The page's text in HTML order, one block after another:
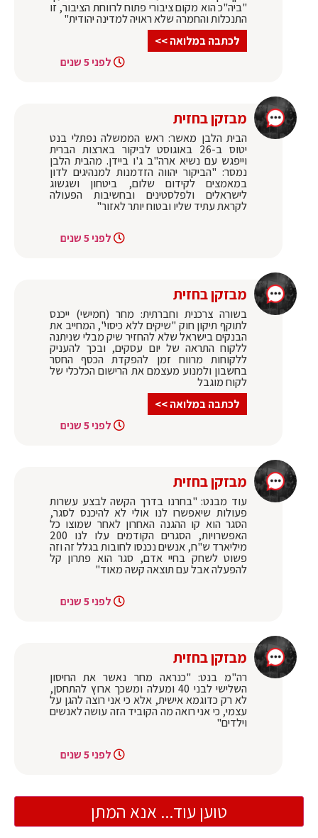
"ביה"כ הוא מקום ציבורי פתוח לרווחת הציבור, זו
התנכלות והחמרה שלא ראויה למדינה יהודית"
לכתבה במלואה >>
לפני 5 שנים
מבזקן בחזית
הבית הלבן מאשר: ראש הממשלה נפתלי בנט
יטוס ב-26 באוגוסט לביקור בארצות הברית
וייפגש עם נשיא ארה"ב ג'ו ביידן. מהבית הלבן
נמסר: "הביקור יהווה הזדמנות למנהיגים לדון
במאמצים לקידום שלום, ביטחון ושגשוג
לישראלים ולפלסטינים ובחשיבות הפעולה
לקראת עתיד שליו ובטוח יותר לאזור"
לפני 5 שנים
מבזקן בחזית
בשורה צרכנית וחברתית: מחר (חמישי) ייכנס
לתוקף תיקון חוק "שיקים ללא כיסוי", המחייב את
הבנקים בישראל שלא להחזיר שיק מבלי שניתנה
ללקוח התראה של יום עסקים, ובכך להעניק
ללקוחות מרווח זמן להפקדת הכסף החסר
בחשבון ולמנוע מעצמם את הרישום הכלכלי של
לקוח מוגבל
לכתבה במלואה >>
לפני 5 שנים
מבזקן בחזית
עוד מבנט: "בחרנו בדרך הקשה לבצע עשרות
פעולות שיאפשרו לנו אולי לא להיכנס לסגר,
הסגר הוא קו ההגנה האחרון לאחר שמוצו כל
האפשרויות, הסגרים הקודמים עלו לנו 200
מיליארד ש"ח, אנשים נכנסו לחובות בגלל זה וזה
פשוט לשחק בחיי אדם, סגר הוא פתרון קל
להפעלה אבל עם תוצאה קשה מאוד"
לפני 5 שנים
מבזקן בחזית
רה"מ בנט: "כנראה מחר נאשר את החיסון
השלישי לבני 40 ומעלה ומשכך ארוץ להתחסן,
לא רק כדוגמא אישית, אלא כי אני רוצה להגן על
עצמי, כי אני רואה מה הקוביד הזה עושה לאנשים
וילדים"
לפני 5 שנים
טוען עוד... אנא המתן